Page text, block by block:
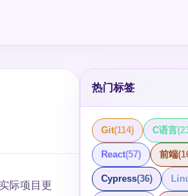
际项目更
热门标签
Git(114) C语言(
React(57) 前端(
Cypress(36)